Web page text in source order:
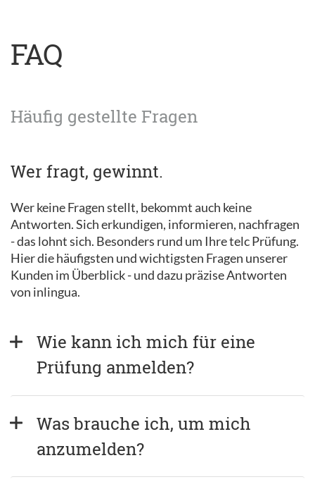
FAQ
Häufig gestellte Fragen
Wer fragt, gewinnt.
Wer keine Fragen stellt, bekommt auch keine
Antworten. Sich erkundigen, informieren, nachfragen
- das lohnt sich. Besonders rund um Ihre telc Prüfung.
Hier die häufigsten und wichtigsten Fragen unserer
Kunden im Überblick - und dazu präzise Antworten
von inlingua.
Wie kann ich mich für eine
Prüfung anmelden?
Was brauche ich, um mich
anzumelden?